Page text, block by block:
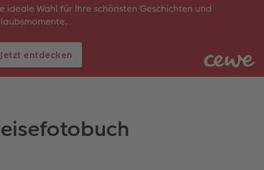
ideale Wahl für Ihre schönsten Geschichten und
Jetzt entdecken